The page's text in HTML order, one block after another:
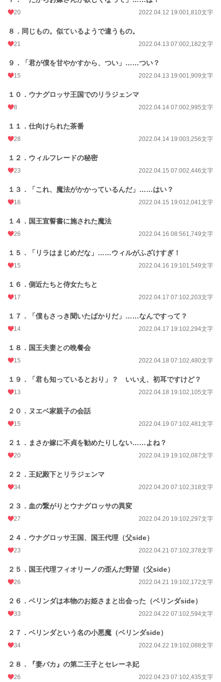
更新日時
初回公開日時 2022.04.09 07:00
週間ポイント 49 pt (46,319 位)
20 2022.04.12 19:001,810文字
８．同じもの。似ているようで違うもの。
21 2022.04.13 07:002,182文字
９．「君が僕を甘やかすから、つい」……つい？
15 2022.04.13 19:001,909文字
１０．ウナグロッサ王国でのリラジェンマ
8 2022.04.14 07:002,995文字
１１．仕向けられた茶番
28 2022.04.14 19:003,256文字
１２．ウィルフレードの秘密
23 2022.04.15 07:002,446文字
１３．「これ、魔法がかかっているんだ」……はい？
16 2022.04.15 19:012,041文字
１４．国王宣誓書に施された魔法
26 2022.04.16 08:561,749文字
１５．「リラはまじめだな」……ウィルがふざけすぎ！
15 2022.04.16 19:101,549文字
１６．側近たちと侍女たちと
17 2022.04.17 07:102,203文字
１７．「僕もさっき聞いたばかりだ」……なんですって？
14 2022.04.17 19:102,294文字
１８．国王夫妻との晩餐会
15 2022.04.18 07:102,480文字
１９．「君も知っているとおり」？ いいえ、初耳ですけど？
13 2022.04.18 19:102,105文字
２０．ヌエベ家親子の会話
15 2022.04.19 07:102,481文字
２１．まさか嫁に不貞を勧めたりしない……よね？
20 2022.04.19 19:102,087文字
２２．王妃殿下とリラジェンマ
34 2022.04.20 07:102,318文字
２３．血の繋がりとウナグロッサの異変
27 2022.04.20 19:102,297文字
２４．ウナグロッサ王国、国王代理（父side）
23 2022.04.21 07:102,378文字
２５．国王代理フィオリーノの歪んだ野望（父side）
26 2022.04.21 19:102,172文字
２６．ベリンダは本物のお姫さまと出会った（ベリンダside）
33 2022.04.22 07:102,594文字
２７．ベリンダという名の小悪魔（ベリンダside）
34 2022.04.22 19:102,088文字
２８．『妻バカ』の第二王子とセレーネ妃
26 2022.04.23 07:102,435文字